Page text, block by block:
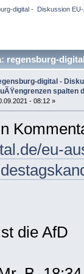
digital -  Diskussion
regensburg-
digital -
spalten
- 08:12 »
eu-
die AfD